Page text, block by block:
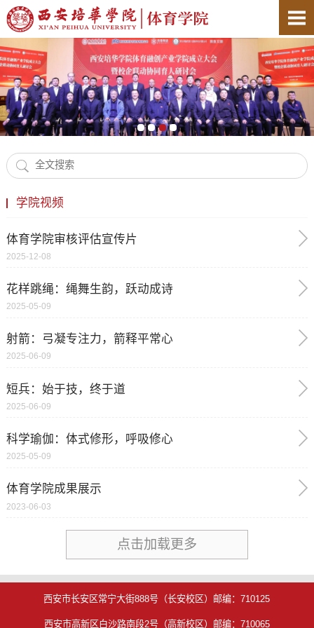
学院视频
体育学院审核评估宣传片
2025-12-08
花样跳绳：绳舞生韵，跃动成诗
2025-05-09
射箭：弓凝专注力，箭释平常心
2025-06-09
短兵：始于技，终于道
2025-06-09
科学瑜伽：体式修形，呼吸修心
2025-05-09
体育学院成果展示
2023-06-03
点击加载更多
西安市长安区常宁大街888号（长安校区）邮编：710125
西安市高新区白沙路南段2号（高新校区）邮编：710065